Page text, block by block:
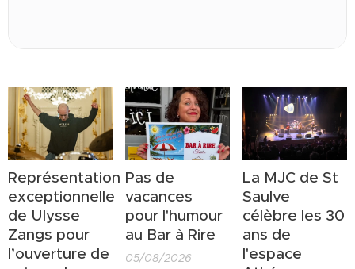
Représentation
exceptionnelle
de Ulysse
Zangs pour
l’ouverture de
Pas de
vacances
pour l'humour
au Bar à Rire
05/08/2026
La MJC de St
Saulve
célèbre les 30
ans de
l'espace